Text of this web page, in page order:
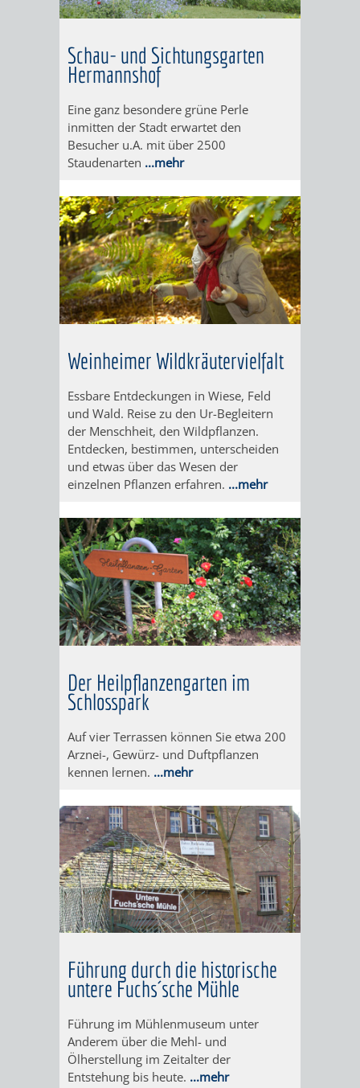
PILLEN,
PAPIER
-
SCHAU-
UND
WEINHEIMER
HINEIN
IN
DEN
WACHENBERG-
VULKAN
MÜHLE
DIE
OBERE
FUCHS'SCHE
"MARIE
DER
KOHLBACH"
HIRSCHKOPF
/
/
SPECIALS
SEGWAY-
TOUREN
AFTER-
WORK-
Schau- und Sichtungsgarten
Hermannshof
Eine ganz besondere grüne Perle
inmitten der Stadt erwartet den
Besucher u.A. mit über 2500
Staudenarten ...mehr
Weinheimer Wildkräutervielfalt
Essbare Entdeckungen in Wiese, Feld
und Wald. Reise zu den Ur-Begleitern
der Menschheit, den Wildpflanzen.
Entdecken, bestimmen, unterscheiden
und etwas über das Wesen der
einzelnen Pflanzen erfahren. ...mehr
Der Heilpflanzengarten im
Schlosspark
Auf vier Terrassen können Sie etwa 200
Arznei-, Gewürz- und Duftpflanzen
kennen lernen. ...mehr
Führung durch die historische
untere Fuchs´sche Mühle
Führung im Mühlenmuseum unter
Anderem über die Mehl- und
Ölherstellung im Zeitalter der
Entstehung bis heute. ...mehr